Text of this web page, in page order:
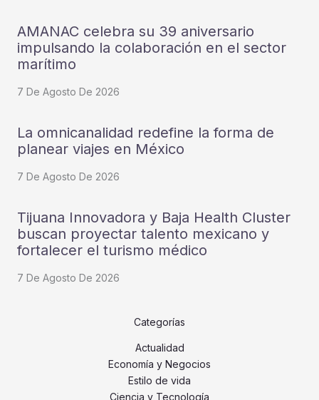
AMANAC celebra su 39 aniversario
impulsando la colaboración en el sector
marítimo
7 De Agosto De 2026
La omnicanalidad redefine la forma de
planear viajes en México
7 De Agosto De 2026
Tijuana Innovadora y Baja Health Cluster
buscan proyectar talento mexicano y
fortalecer el turismo médico
7 De Agosto De 2026
Categorías
Actualidad
Economía y Negocios
Estilo de vida
Ciencia y Tecnología